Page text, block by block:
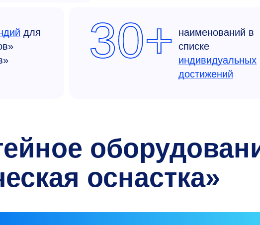
для
30+
наименований в
списке
индивидуальных
достижений
оснастка»